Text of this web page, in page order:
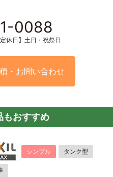
0088
休日】土日・祝祭日
・お問い合わせ
もおすすめ
シンプル タンク型